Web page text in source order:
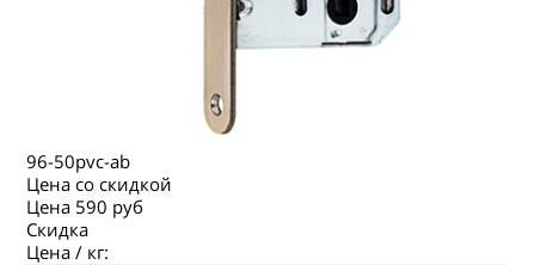
96-50pvc-ab
Цена со скидкой
Цена 590 руб
Скидка
Цена / кг: